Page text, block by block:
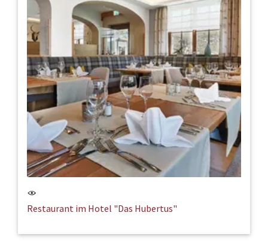
Restaurant im Hotel "Das Hubertus"